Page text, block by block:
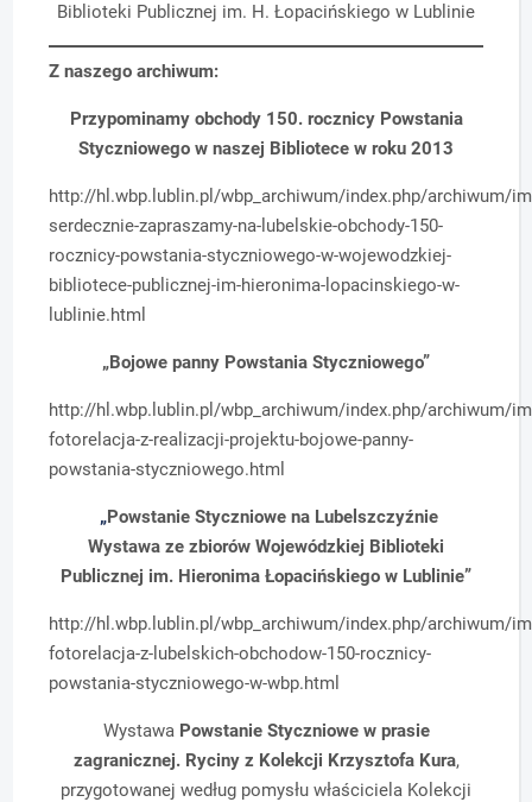
Biblioteki Publicznej im. H. Łopacińskiego w Lublinie
Z naszego archiwum:
Przypominamy obchody 150. rocznicy Powstania
Styczniowego w naszej Bibliotece w roku 2013
http://hl.wbp.lublin.pl/wbp_archiwum/index.php/archiwum/
serdecznie-zapraszamy-na-lubelskie-obchody-150-
rocznicy-powstania-styczniowego-w-wojewodzkiej-
bibliotece-publicznej-im-hieronima-lopacinskiego-w-
lublinie.html
„Bojowe panny Powstania Styczniowego”
http://hl.wbp.lublin.pl/wbp_archiwum/index.php/archiwum/
fotorelacja-z-realizacji-projektu-bojowe-panny-
powstania-styczniowego.html
„Powstanie Styczniowe na Lubelszczyźnie
Wystawa ze zbiorów Wojewódzkiej Biblioteki
Publicznej im. Hieronima Łopacińskiego w Lublinie”
http://hl.wbp.lublin.pl/wbp_archiwum/index.php/archiwum/
fotorelacja-z-lubelskich-obchodow-150-rocznicy-
powstania-styczniowego-w-wbp.html
Wystawa Powstanie Styczniowe w prasie
zagranicznej. Ryciny z Kolekcji Krzysztofa Kura,
przygotowanej według pomysłu właściciela Kolekcji